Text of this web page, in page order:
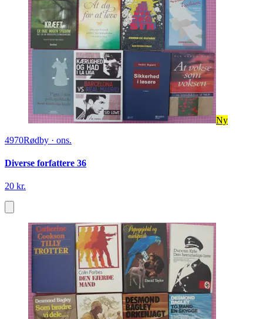
Ny
4970Rødby · ons.
Diverse forfattere 36
20 kr.